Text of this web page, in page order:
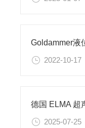
Goldammer液
2022-10-17
2025-07-25